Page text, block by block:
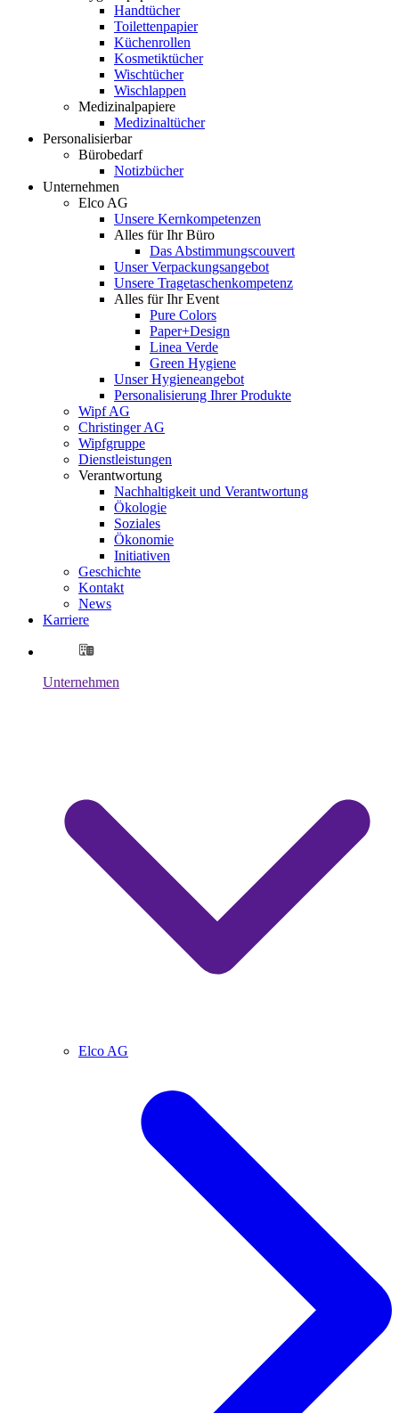
Handtücher
Toilettenpapier
Küchenrollen
Kosmetiktücher
Wischtücher
Wischlappen
Medizinalpapiere
Medizinaltücher
Personalisierbar
Bürobedarf
Notizbücher
Unternehmen
Elco AG
Unsere Kernkompetenzen
Alles für Ihr Büro
Das Abstimmungscouvert
Unser Verpackungsangebot
Unsere Tragetaschenkompetenz
Alles für Ihr Event
Pure Colors
Paper+Design
Linea Verde
Green Hygiene
Unser Hygieneangebot
Personalisierung Ihrer Produkte
Wipf AG
Christinger AG
Wipfgruppe
Dienstleistungen
Verantwortung
Nachhaltigkeit und Verantwortung
Ökologie
Soziales
Ökonomie
Initiativen
Geschichte
Kontakt
News
Karriere
Unternehmen
Elco AG